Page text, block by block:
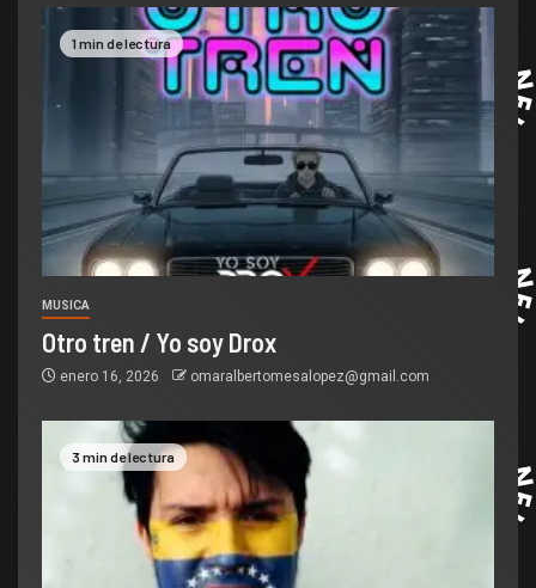
1 min de lectura
MUSICA
Otro tren / Yo soy Drox
enero 16, 2026 omaralbertomesalopez@gmail.com
3 min de lectura